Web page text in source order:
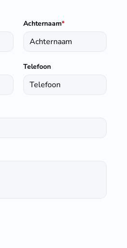
Achternaam*
Telefoon